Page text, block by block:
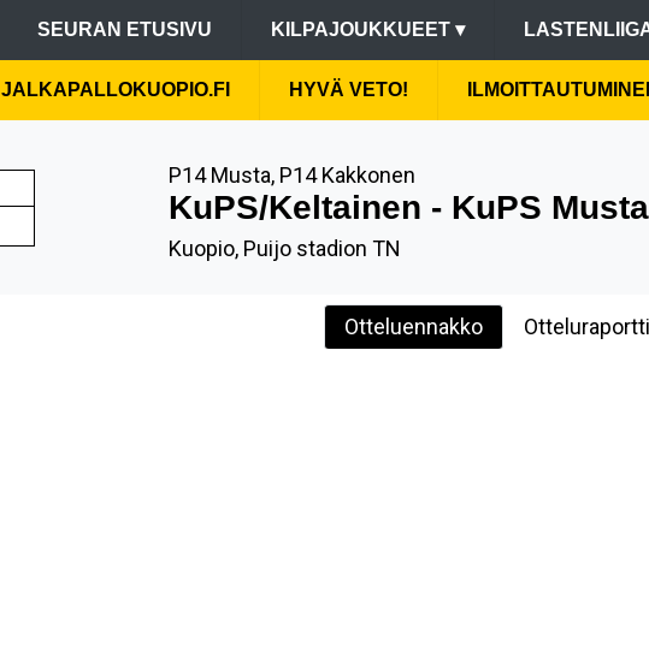
SEURAN ETUSIVU KILPAJOUKKUEET ▾
JALKAPALLOKUOPIO.FI HYVÄ VETO!
P14 Musta, P14 Kakkonen
KuPS/Keltainen - KuPS
Kuopio, Puijo stadion TN
Otteluennakko Otteluraportti